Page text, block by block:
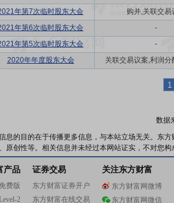
年第7次临时股东大会
购并,关联交易
年第6次临时股东大会
-
年第5次临时股东大会
-
2020年年度股东大会
关联交易议案,利润分
1
数据
息的目的在于传播更多信息，与本站立场无关。东
原创性等。相关信息并未经过本网站证实，不对您
产品
费版
2
证券交易
东方财富证券开户
东方财富在线交易
关注东方财富
东方财富网微博
东方财富网微信